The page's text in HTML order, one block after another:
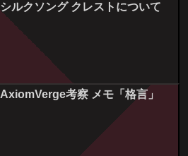
シルクソング クレストについて
AxiomVerge考察 メモ「格言」